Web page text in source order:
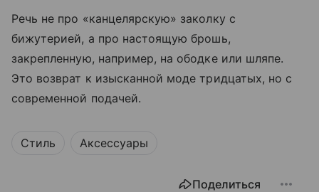
Речь не про «канцелярскую» заколку с
бижутерией, а про настоящую брошь,
закрепленную, например, на ободке или шляпе.
Это возврат к изысканной моде тридцатых, но с
современной подачей.
Стиль Аксессуары
Поделиться